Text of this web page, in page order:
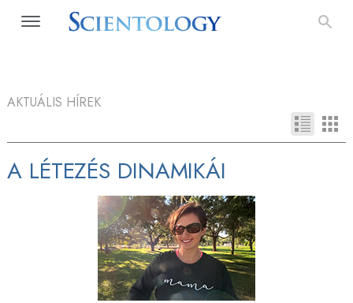
AKTUÁLIS HÍREK
A LÉTEZÉS DINAMIKÁI